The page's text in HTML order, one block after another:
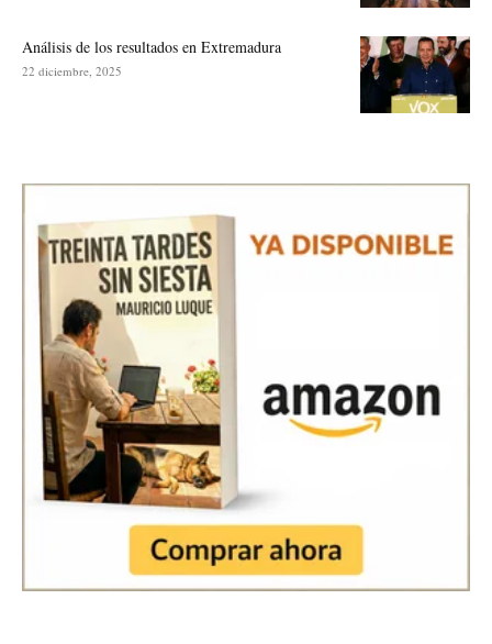
Análisis de los resultados en Extremadura
22 diciembre, 2025